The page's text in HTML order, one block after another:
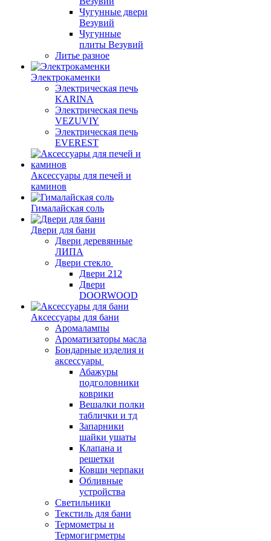
Чугунные двери
Везувий
Чугунные
плиты Везувий
Литье разное
Электрокаменки
Электрическая печь
KARINA
Электрическая печь
VEZUVIY
Электрическая печь
EVEREST
Аксессуары для печей и
каминов
Гималайская соль
Двери для бани
Двери деревянные
ЛИПА
Двери стекло
Двери 212
Двери
DOORWOOD
Аксессуары для бани
Аромалампы
Ароматизаторы масла
Бондарные изделия и
аксессуары
Абажуры
подголовники
коврики
Вешалки полки
таблички и тд
Запарники
шайки ушаты
Клапана и
решетки
Ковши черпаки
Обливные
устройства
Светильники
Текстиль для бани
Термометры и
Термогигрметры